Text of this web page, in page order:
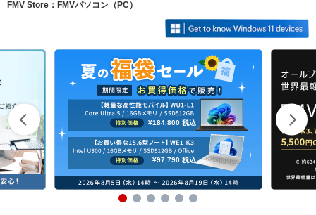
FMV Store：FMVパソコン（PC）
¥184,800 税込
¥97,790 税込